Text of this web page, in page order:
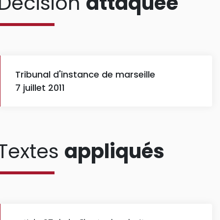
Tribunal d'instance de marseille
7 juillet 2011
appliqués